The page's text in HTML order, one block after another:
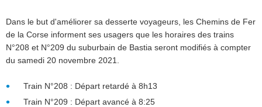
Dans le but d'améliorer sa desserte voyageurs, les Chemins de Fer
de la Corse informent ses usagers que les horaires des trains
N°208 et N°209 du suburbain de Bastia seront modifiés à compter
du samedi 20 novembre 2021.
Train N°208 : Départ retardé à 8h13
Train N°209 : Départ avancé à 8:25